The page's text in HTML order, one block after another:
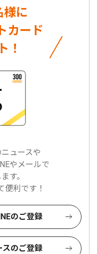
様に
カード
！
ュースや
やメールで
す。
便利です！
のご登録
スのご登録